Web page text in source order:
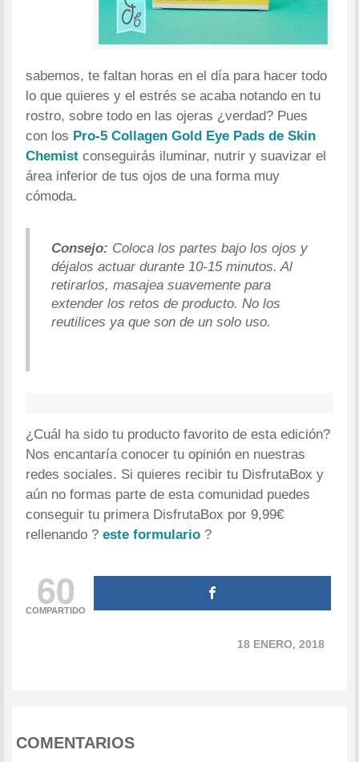
sabemos, te faltan horas en el día para hacer todo
lo que quieres y el estrés se acaba notando en tu
rostro, sobre todo en las ojeras ¿verdad? Pues
con los Pro-5 Collagen Gold Eye Pads de Skin
Chemist conseguirás iluminar, nutrir y suavizar el
área inferior de tus ojos de una forma muy
cómoda.
Consejo: Coloca los partes bajo los ojos y
déjalos actuar durante 10-15 minutos. Al
retirarlos, masajea suavemente para
extender los retos de producto. No los
reutilices ya que son de un solo uso.
¿Cuál ha sido tu producto favorito de esta edición?
Nos encantaría conocer tu opinión en nuestras
redes sociales. Si quieres recibir tu DisfrutaBox y
aún no formas parte de esta comunidad puedes
conseguir tu primera DisfrutaBox por 9,99€
rellenando ?este formulario ?
60
COMPARTIDO
18 ENERO, 2018
COMENTARIOS